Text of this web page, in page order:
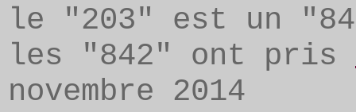
le "203" est un
les "842" ont pris
novembre 2014